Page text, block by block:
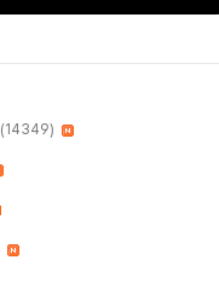
(14349)